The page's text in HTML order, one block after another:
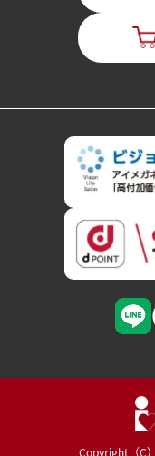
Copyright（C